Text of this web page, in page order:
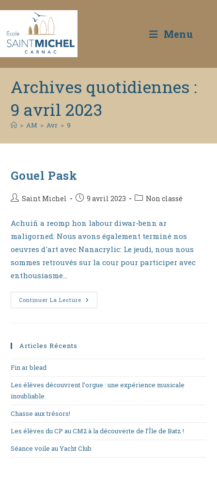
Menu
Archives quotidiennes :
9 avril 2023
> AM > Avr > 9
Gouel Pask
Auteur/autrice
la
publication :
Saint Michel
Publication
9 avril 2023
PostNon classé
Achuiñ a reomp hon labour diwar-benn ar
maligorned: Nous avons également terminé nos
oeuvres d'art avec Nanacrylic: Le jeudi, nous nous
sommes retrouvés sur la cour pour participer avec
enthousiasme…
Continuer La Lecture Gouel
Pask
Articles Récents
Fin ar blead
Les élèves découvrent l’orgue : une expérience musicale
inoubliable
Chasse aux trésors!
Les élèves du CP au CM2 à la découverte de l’Île de Batz !
Séance voile au Yacht Club